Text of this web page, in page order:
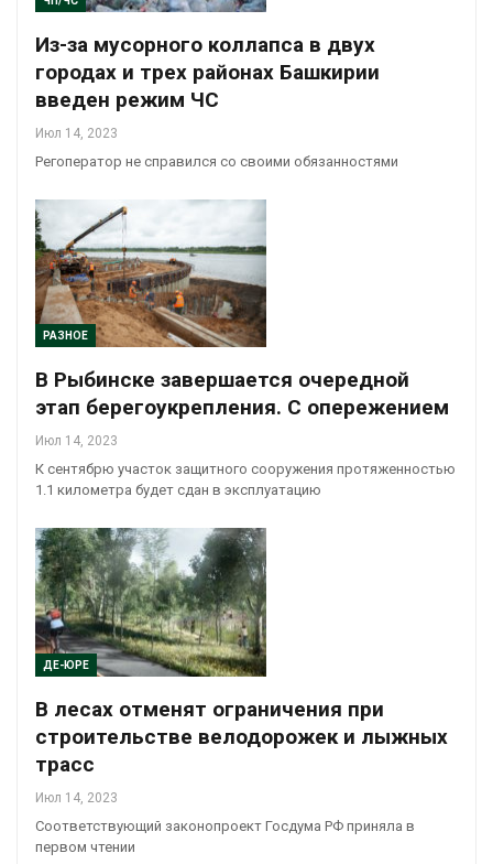
Из-за мусорного коллапса в двух
городах и трех районах Башкирии
введен режим ЧС
Июл 14, 2023
Регоператор не справился со своими обязанностями
РАЗНОЕ
В Рыбинске завершается очередной
этап берегоукрепления. С опережением
Июл 14, 2023
К сентябрю участок защитного сооружения протяженностью
1.1 километра будет сдан в эксплуатацию
ДЕ-ЮРЕ
В лесах отменят ограничения при
строительстве велодорожек и лыжных
трасс
Июл 14, 2023
Соответствующий законопроект Госдума РФ приняла в
первом чтении